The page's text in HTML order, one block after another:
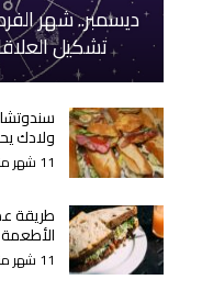
ديسمبر.. شهر
تشكيل
ولادك
11 شهر منذ
طريقة
11 شهر منذ